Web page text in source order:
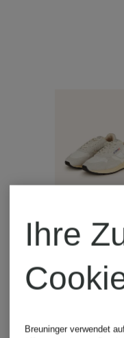
Ihre
Breuninger verwendet